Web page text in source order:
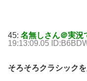
45: 名無しさん＠実況
19:13:09.05
そろそろクラシック